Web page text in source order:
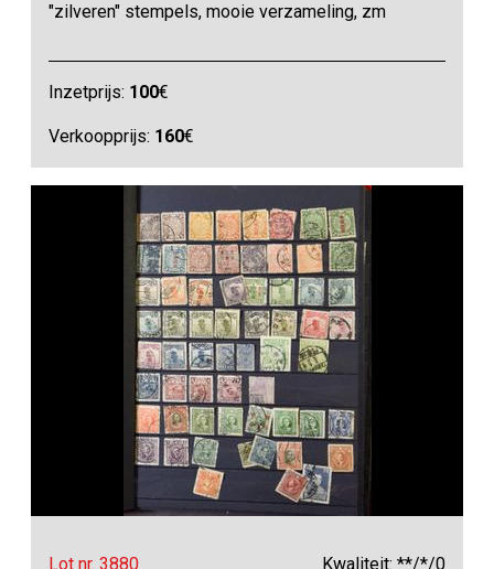
"zilveren" stempels, mooie verzameling, zm
Inzetprijs: 100€
Verkoopprijs: 160€
Lot nr. 3880 Kwaliteit: **/*/0